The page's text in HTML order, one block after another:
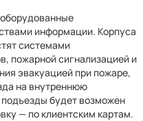
информации. Корпуса
системами
пожарной сигнализацией и
эвакуацией при пожаре,
на внутреннюю
будет возможен
— по клиентским картам.